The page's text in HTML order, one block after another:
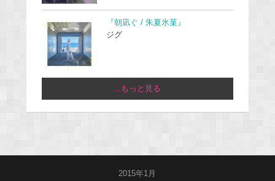
『朝凪ぐ / 朱夏氷菓』
ジグ
...もっと見る
2015年1月